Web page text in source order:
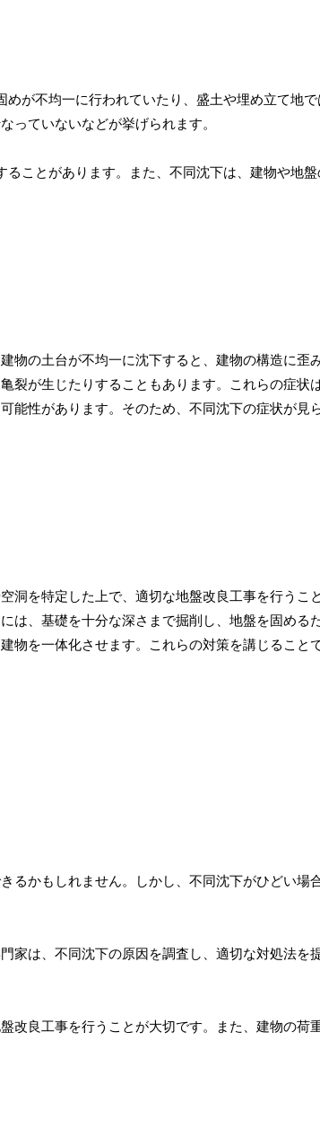
めが不均一に行われていたり、盛土や埋め立て地
っていないなどが挙げられます。
ことがあります。また、不同沈下は、建物や地
物の土台が不均一に沈下すると、建物の構造に歪
裂が生じたりすることもあります。これらの症状
能性があります。そのため、不同沈下の症状が見
洞を特定した上で、適切な地盤改良工事を行うこ
は、基礎を十分な深さまで掘削し、地盤を固める
物を一体化させます。これらの対策を講じること
るかもしれません。しかし、不同沈下がひどい場
家は、不同沈下の原因を調査し、適切な対処法を
改良工事を行うことが大切です。また、建物の荷